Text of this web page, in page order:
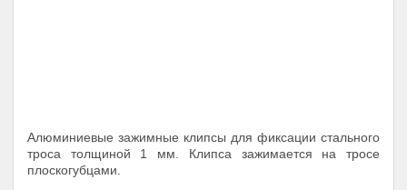
Алюминиевые зажимные клипсы для фиксации стального
троса толщиной 1 мм. Клипса зажимается на тросе
плоскогубцами.